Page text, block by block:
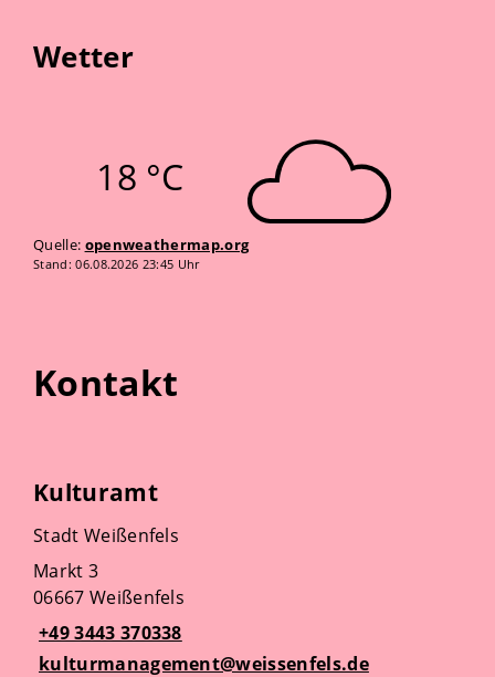
Wetter
18 °C
Quelle: openweathermap.org
Stand: 06.08.2026 23:45 Uhr
Kontakt
Kulturamt
Stadt Weißenfels
Markt 3
06667 Weißenfels
+49 3443 370338
kulturmanagement@weissenfels.de